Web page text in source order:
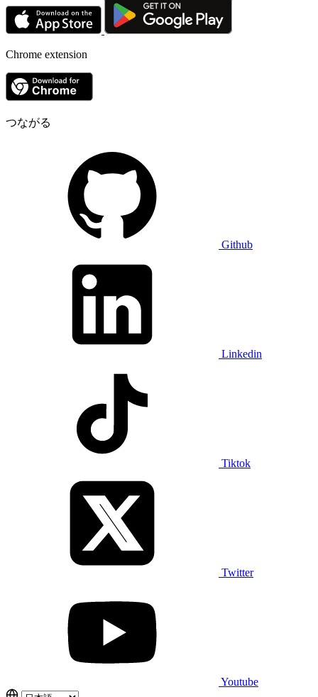
Chrome extension
つながる
Github
Linkedin
Tiktok
Twitter
Youtube